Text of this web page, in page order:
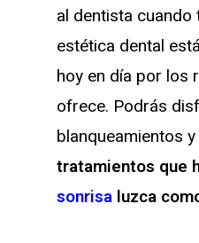
al dentista cuando
estética dental
hoy en día por los
ofrece. Podrás
blanqueamientos
tratamientos que
sonrisa luzca